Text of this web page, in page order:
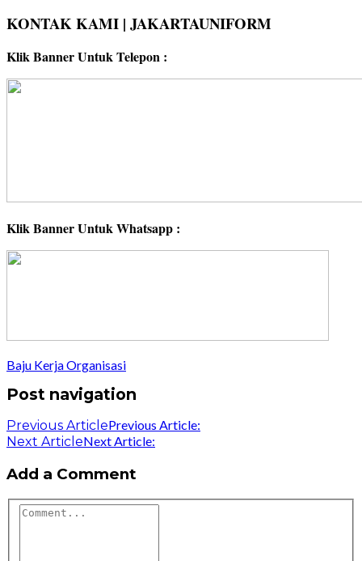
KONTAK KAMI | JAKARTAUNIFORM
Klik Banner Untuk Telepon :
Klik Banner Untuk Whatsapp :
Baju Kerja Organisasi
Post navigation
Previous ArticlePrevious Article:
Next ArticleNext Article:
Add a Comment